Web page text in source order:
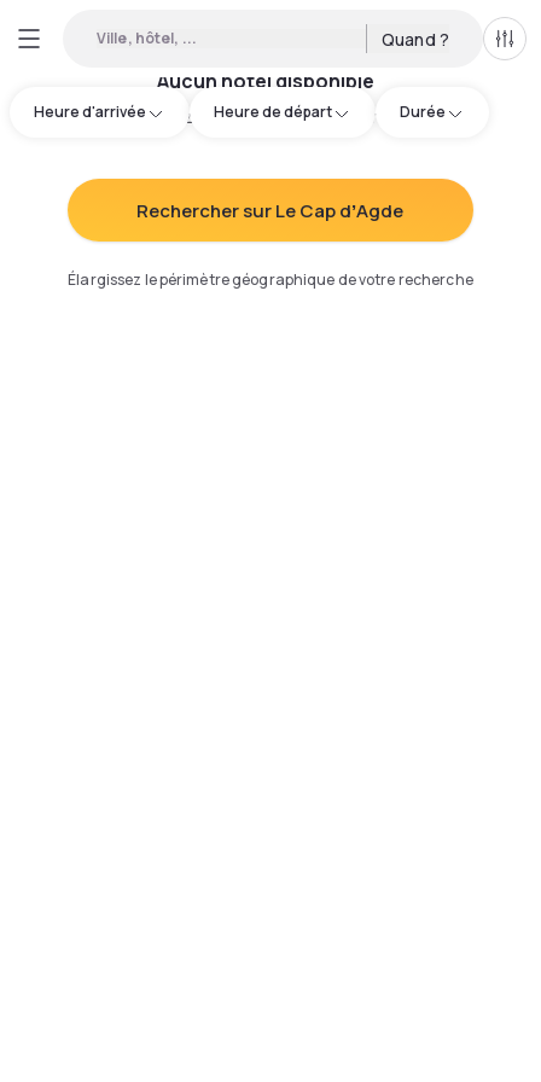
Ville, hôtel, ... Quand ?
Heure d'arrivée Heure de départ Durée
Aucun hôtel disponible
Essayez d'ajuster votre recherche:
Rechercher sur Le Cap dʼAgde
Élargissez le périmètre géographique de votre recherche